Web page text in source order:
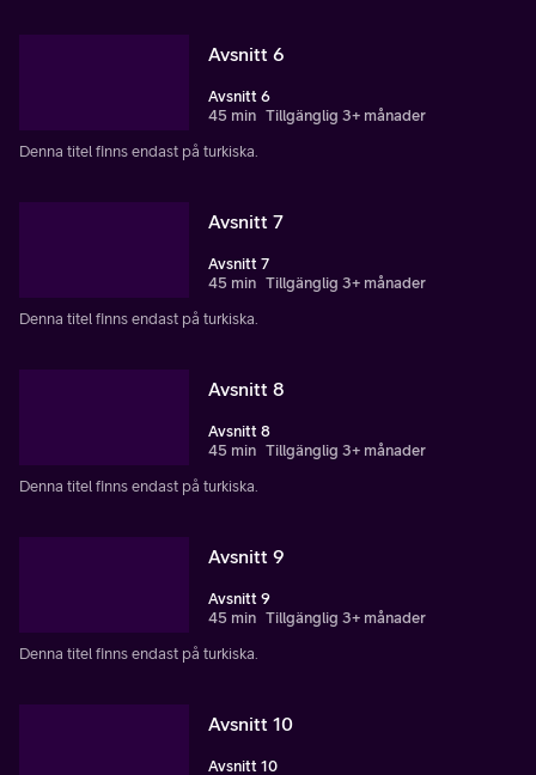
Avsnitt 6
Avsnitt 6
45 min Tillgänglig 3+ månader
Denna titel finns endast på turkiska.
Avsnitt 7
Avsnitt 7
45 min Tillgänglig 3+ månader
Denna titel finns endast på turkiska.
Avsnitt 8
Avsnitt 8
45 min Tillgänglig 3+ månader
Denna titel finns endast på turkiska.
Avsnitt 9
Avsnitt 9
45 min Tillgänglig 3+ månader
Denna titel finns endast på turkiska.
Avsnitt 10
Avsnitt 10